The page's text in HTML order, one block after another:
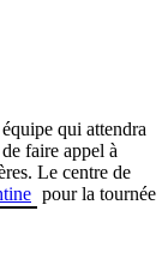
qui attendra
faire appel à
Le centre de
pour la tournée